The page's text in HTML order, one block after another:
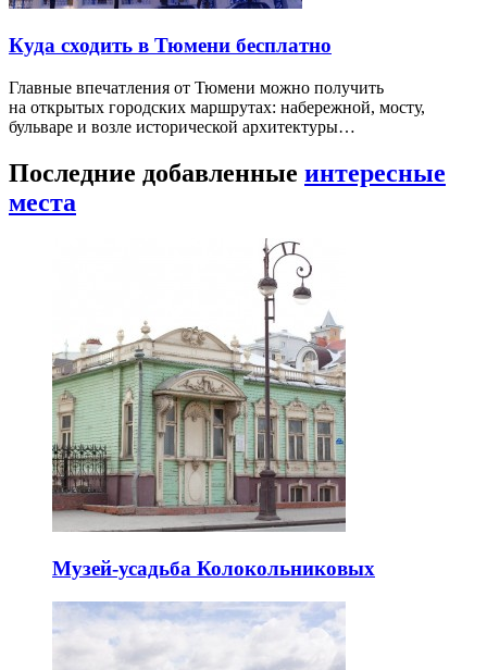
Куда сходить в Тюмени бесплатно
Главные впечатления от Тюмени можно получить
на открытых городских маршрутах: набережной, мосту,
бульваре и возле исторической архитектуры…
Последние добавленные интересные
места
Музей-усадьба Колокольниковых